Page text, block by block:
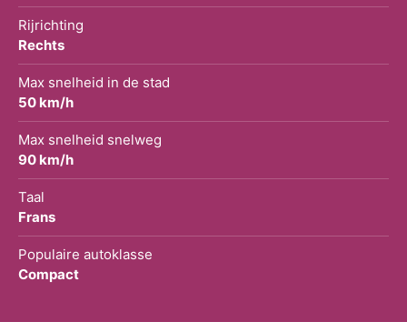
Rijrichting
Rechts
Max snelheid in de stad
50 km/h
Max snelheid snelweg
90 km/h
Taal
Frans
Populaire autoklasse
Compact